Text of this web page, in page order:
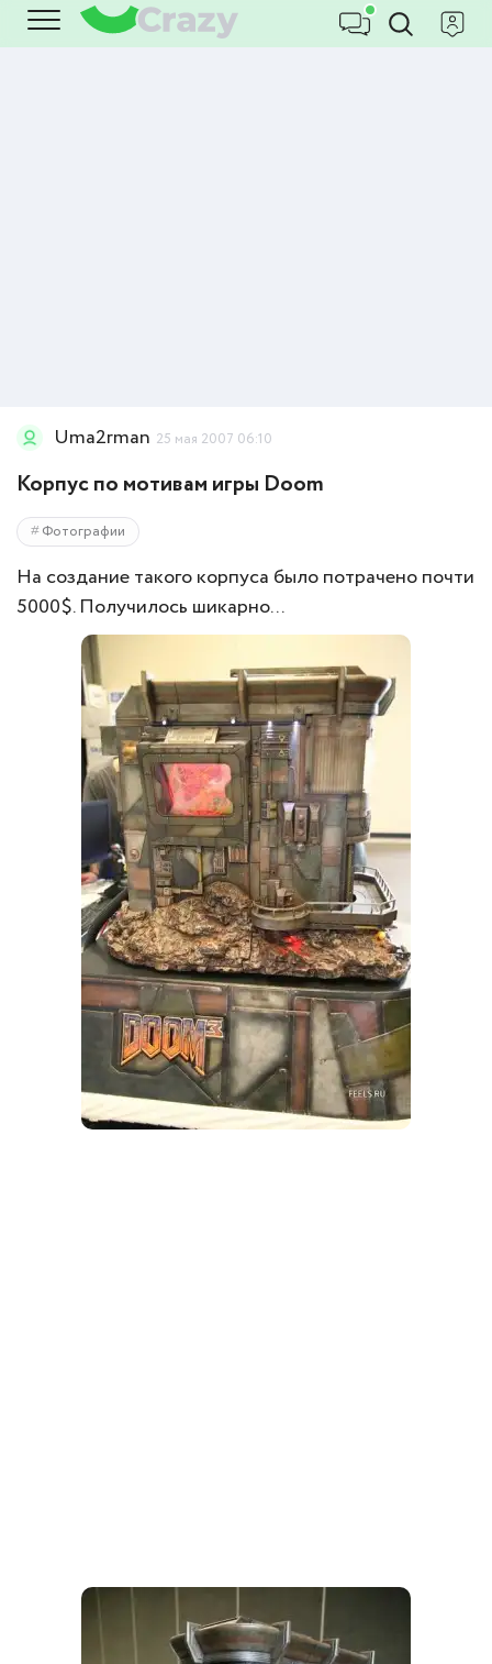
Uma2rman 25 мая 2007 06:10
Корпус по мотивам игры Doom
Фотографии
На создание такого корпуса было потрачено почти
5000$. Получилось шикарно...